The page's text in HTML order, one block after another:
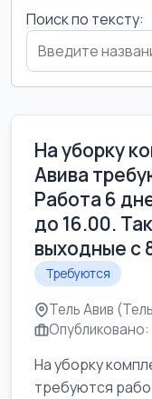
Поиск по тексту:
На уборку
Авива
Работа 6
до 16.00.
выходные с
Требуются
Тель Авив
Опубликовано:
На уборку
требуются